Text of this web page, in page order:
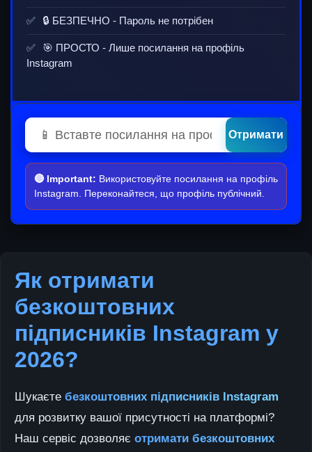
🔒 БЕЗПЕЧНО - Пароль не потрібен
🎯 ПРОСТО - Лише посилання на профіль
Instagram
Отримати
🔴 Important: Використовуйте посилання на профіль
Instagram. Переконайтеся, що профіль публічний.
Як отримати
безкоштовних
підписників Instagram у
2026?
Шукаєте безкоштовних підписників Instagram
для розвитку вашої присутності на платформі?
Наш сервіс дозволяє отримати безкоштовних